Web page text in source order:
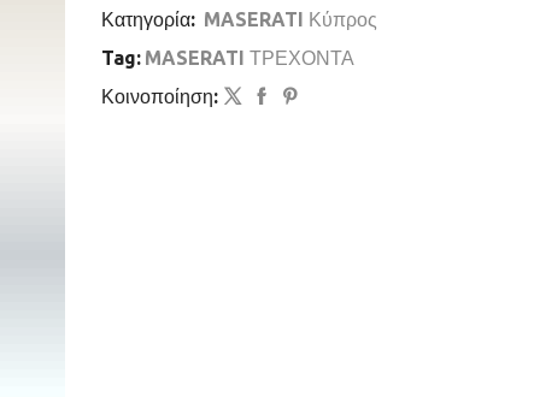
Κατηγορία: MASERATI Κύπρος
Tag: MASERATI ΤΡΕΧΟΝΤΑ
Κοινοποίηση: